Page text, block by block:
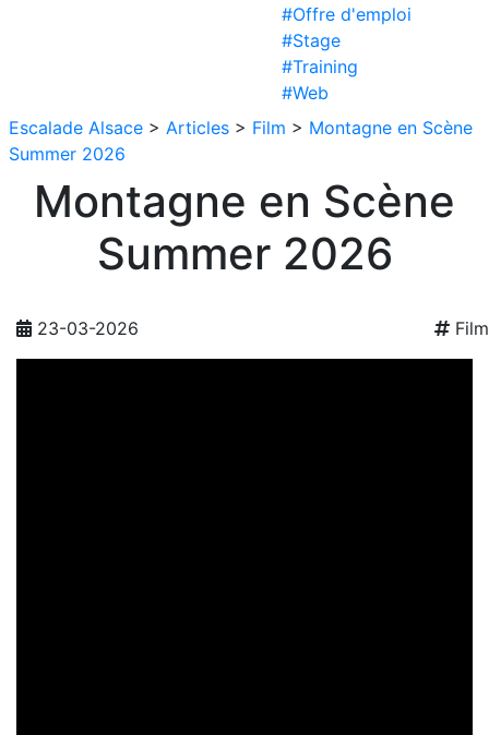
#Offre d'emploi
#Stage
#Training
#Web
Escalade Alsace > Articles > Film > Montagne en Scène
Summer 2026
Montagne en Scène
Summer 2026
23-03-2026 Film